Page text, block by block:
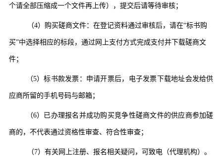
个请全部压缩成一个文件再上传），提交后请等待审核；
（4）购买磋商文件： 在登记资料通过审核后，请在“标书购
买”中选择相应的标段，通过网上支付方式完成支付并下载磋商文
件；
（5）标书款发票：申请开票后，电子发票下载地址会发给供
应商所留的手机号码与邮箱；
（6）已办理报名并成功购买竞争性磋商文件的供应商参加磋
商的，不代表通过资格性审查、符合性审查；
（7）有关网上注册、报名相关疑问，可致电（代理机构）。